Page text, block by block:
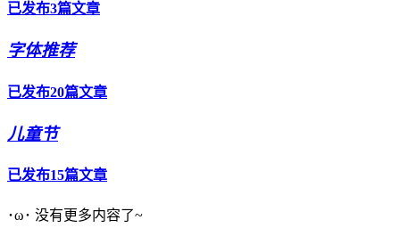
已发布3篇文章
字体推荐
已发布20篇文章
儿童节
已发布15篇文章
･ω･ 没有更多内容了~